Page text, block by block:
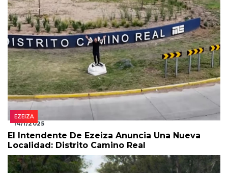
EZEIZA
14/1/2025
El Intendente De Ezeiza Anuncia Una Nueva
Localidad: Distrito Camino Real